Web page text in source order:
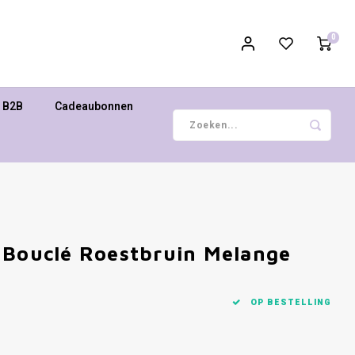
0
B2B Cadeaubonnen
Roestbruin Melange
OP BESTELLING